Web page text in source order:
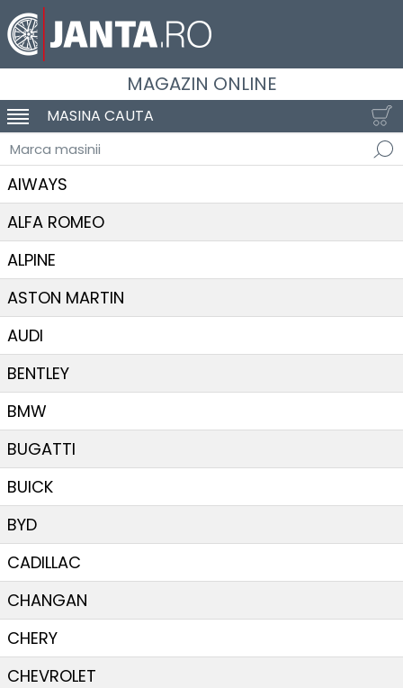
MAGAZIN ONLINE
SCHIMBA NAVIGAREA
MASINA CAUTA
Marca masinii
AIWAYS
ALFA ROMEO
ALPINE
ASTON MARTIN
AUDI
BENTLEY
BMW
BUGATTI
BUICK
BYD
CADILLAC
CHANGAN
CHERY
CHEVROLET